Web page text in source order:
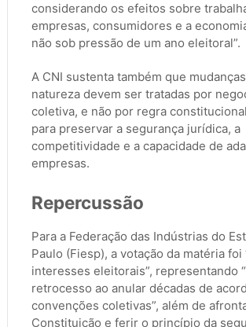
considerando os efeitos sobre
empresas, consumidores e a
não sob pressão de um ano eleitoral”.
A CNI sustenta também que
natureza devem ser tratadas por
coletiva, e não por regra
para preservar a segurança jurídica, a
competitividade e a capacidade de
empresas.
Repercussão
Para a Federação das Indústrias do
Paulo (Fiesp), a votação da matéria foi
interesses eleitorais”, representando
retrocesso ao anular décadas de
convenções coletivas”, além de
Constituição e ferir o princípio da